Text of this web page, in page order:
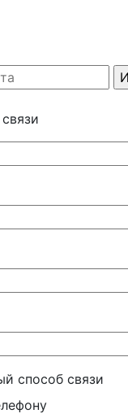
способ связи